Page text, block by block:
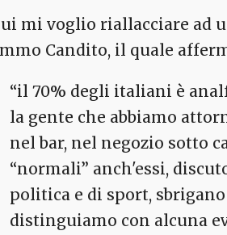
mi voglio riallacciare ad
Candito, il quale
“il 70% degli italiani è
la gente che abbiamo
nel bar, nel negozio sotto
“normali” anch'essi,
politica e di sport,
distinguiamo con alcuna